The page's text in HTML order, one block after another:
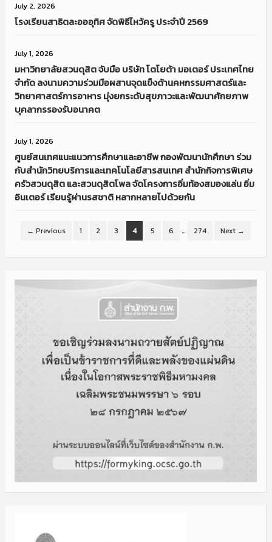
July 2, 2026
โรงเรียนสาธิตละอออุทิศ จัดพิธีไหว้ครู ประจำปี 2569
July 1, 2026
มหาวิทยาลัยสวนดุสิต จับมือ บริษัท โตโยต้า มอเตอร์ ประเทศไทย
จำกัด ลงนามความร่วมมือผสานจุดแข็งด้านคหกรรมศาสตร์และ
วิทยาศาสตร์การอาหาร มุ่งยกระดับสุขภาวะและพัฒนาศักยภาพ
บุคลากรรองรับอนาคต
July 1, 2026
ศูนย์สนเทศแนะแนวการศึกษาและอาชีพ กองพัฒนานักศึกษา ร่วม
กับสำนักวิทยบริการและเทคโนโลยีสารสนเทศ สำนักกิจการพิเศษ
ครัวสวนดุสิต และสวนดุสิตโพล จัดโครงการอิ่มท้องสมองแล่น อิ่ม
อินเตอร์ เรียนรู้ผ่านรสชาติ หลากหลายไปด้วยกัน
← Previous 1 2 3 4 5 6 … 274 Next →